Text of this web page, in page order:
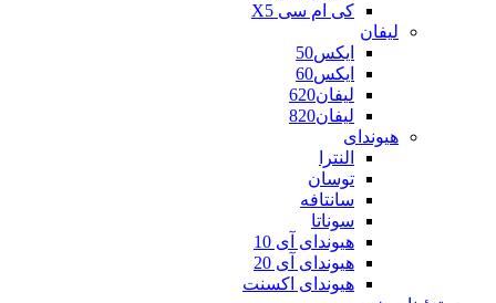
کی ام سی X5
لیفان
ایکس50
ایکس60
لیفان620
لیفان820
هیوندای
النترا
توسان
سانتافه
سوناتا
هیوندای آی 10
هیوندای آی 20
هیوندای اکسنت